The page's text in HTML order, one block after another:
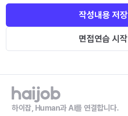
작성내용 저장
면접연습 시작
하이잡, Human과 AI를 연결합니다.